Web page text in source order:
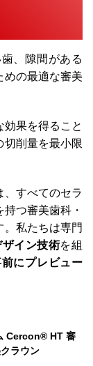
、隙間がある
めの最適な審美
効果を得ること
切削量を最小限
、すべてのセラ
持つ審美歯科・
私たちは専門
イン技術を組
にプレビュー
Cercon® HT 審
ラウン